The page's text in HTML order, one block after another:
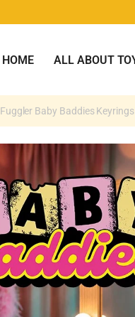
HOME ALL ABOUT
Fuggler Baby Baddies